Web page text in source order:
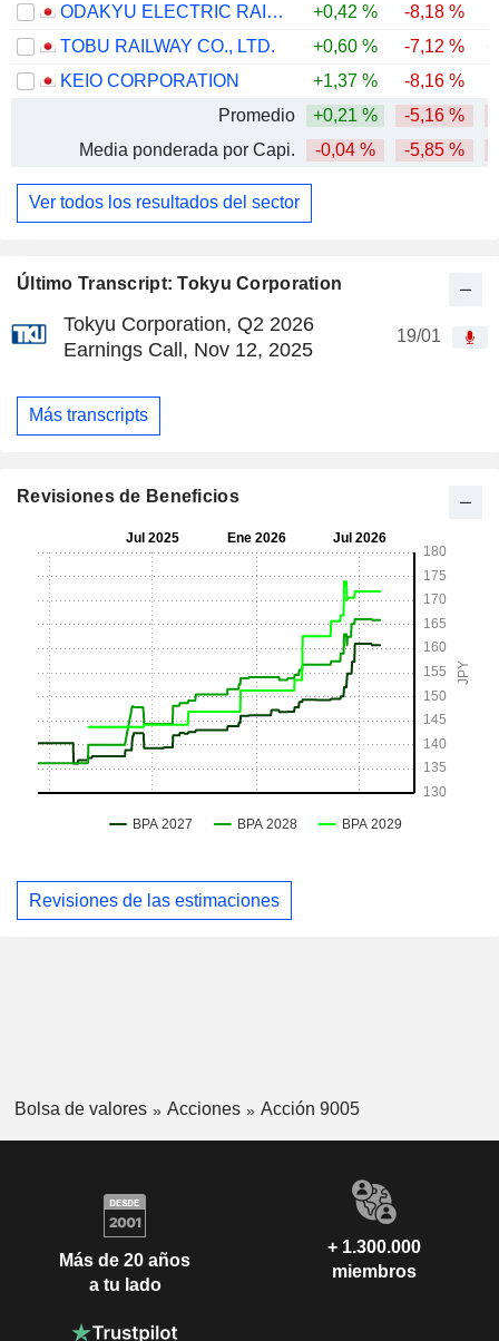
Último Transcript: Tokyu Corporation
Tokyu Corporation, Q2 2026
Earnings Call, Nov 12, 2025
19/01
Más transcripts
ODAKYU ELECTRIC RAILWAY CO., LTD.
+0,42 % -8,18 %
TOBU RAILWAY CO., LTD.
+0,60 % -7,12 %
KEIO CORPORATION
+1,37 % -8,16 %
Promedio
+0,21 % -5,16 %
Media ponderada por Capi.
-0,04 % -5,85 %
Ver todos los resultados del sector
Revisiones de Beneficios
Revisiones de las estimaciones
Bolsa de valores Acciones Acción 9005
Más de 20 años
a tu lado
+ 1.300.000
miembros